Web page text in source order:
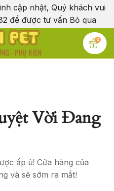
cập nhật, Quý khách vui
để được tư vấn Bỏ qua
0
Vời Đang
ấp ủ! Cửa hàng của
và sẽ sớm ra mắt!